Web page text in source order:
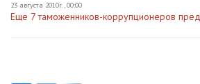
23 августа 2010г., 00:00
Еще 7 таможенников-коррупционеров